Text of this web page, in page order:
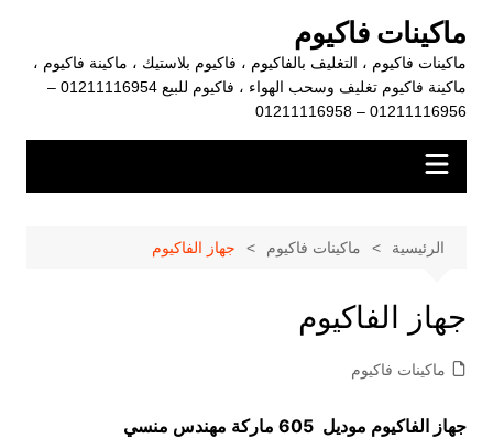
المحتوى
ماكينات فاكيوم
ماكينات فاكيوم ، التغليف بالفاكيوم ، فاكيوم بلاستيك ، ماكينة فاكيوم ،
ماكينة فاكيوم تغليف وسحب الهواء ، فاكيوم للبيع 01211116954 –
01211116956 – 01211116958
الرئيسية ماكينات فاكيوم جهاز الفاكيوم
جهاز الفاكيوم
ماكينات فاكيوم
جهاز الفاكيوم موديل 605 ماركة مهندس منسي